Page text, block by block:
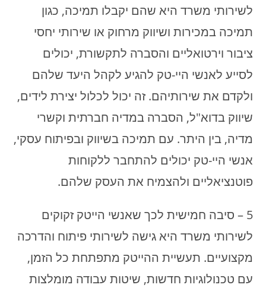
לשירותי משרד היא שהם יקבלו תמיכה, כגון
תמיכה במכירות ושיווק מרחוק או שירותי יחסי
ציבור וירטואליים והסברה לתקשורת, יכולים
לסייע לאנשי היי-טק להגיע לקהל היעד שלהם
ולקדם את שירותיהם. זה יכול לכלול יצירת לידים,
שיווק בדוא"ל, הסברה במדיה חברתית וקשרי
מדיה, בין היתר. עם תמיכה בשיווק ובפיתוח עסקי,
אנשי היי-טק יכולים להתחבר ללקוחות
פוטנציאליים ולהצמיח את העסק שלהם.
5 – סיבה חמישית לכך שאנשי הייטק זקוקים
לשירותי משרד היא גישה לשירותי פיתוח והדרכה
מקצועיים. תעשיית ההייטק מתפתחת כל הזמן,
עם טכנולוגיות חדשות, שיטות עבודה מומלצות